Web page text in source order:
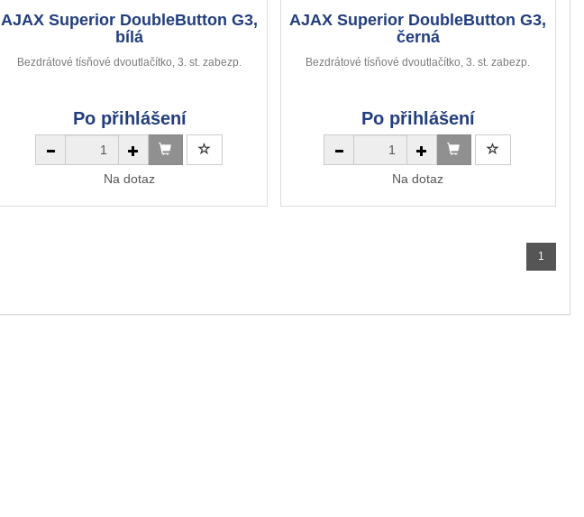
AJAX Superior DoubleButton G3,
bílá
Bezdrátové tísňové dvoutlačítko, 3. st. zabezp.
Po přihlášení
Na dotaz
AJAX Superior DoubleButton G3,
černá
Bezdrátové tísňové dvoutlačítko, 3. st. zabezp.
Po přihlášení
Na dotaz
1